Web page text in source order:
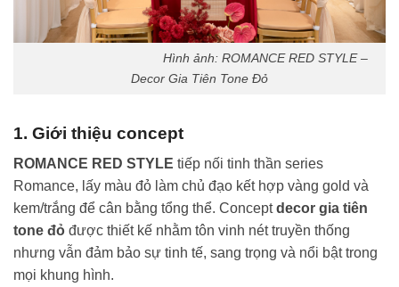
Hình ảnh: ROMANCE RED STYLE –
Decor Gia Tiên Tone Đỏ
1. Giới thiệu concept
ROMANCE RED STYLE tiếp nối tinh thần series
Romance, lấy màu đỏ làm chủ đạo kết hợp vàng gold và
kem/trắng để cân bằng tổng thể. Conceptdecor gia tiên
tone đỏ được thiết kế nhằm tôn vinh nét truyền thống
nhưng vẫn đảm bảo sự tinh tế, sang trọng và nổi bật trong
mọi khung hình.